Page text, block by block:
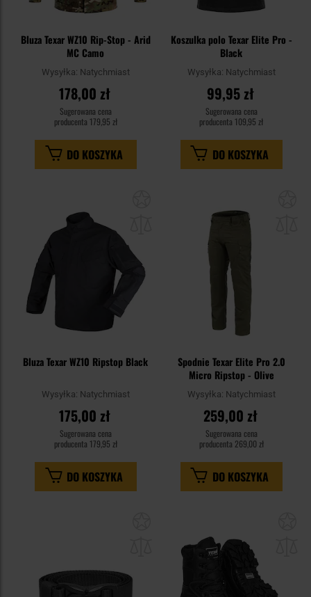
Bluza Texar WZ10 Rip-Stop - Arid
MC Camo
Wysyłka: Natychmiast
178,00 zł
Sugerowana cena
producenta 179,95 zł
DO KOSZYKA
Koszulka polo Texar Elite Pro -
Black
Wysyłka: Natychmiast
99,95 zł
Sugerowana cena
producenta 109,95 zł
DO KOSZYKA
Bluza Texar WZ10 Ripstop Black
Wysyłka: Natychmiast
175,00 zł
Sugerowana cena
producenta 179,95 zł
DO KOSZYKA
Spodnie Texar Elite Pro 2.0
Micro Ripstop - Olive
Wysyłka: Natychmiast
259,00 zł
Sugerowana cena
producenta 269,00 zł
DO KOSZYKA
schowka